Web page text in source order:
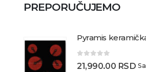
PREPORUČUJEMO
21,990.00 RSD Sa